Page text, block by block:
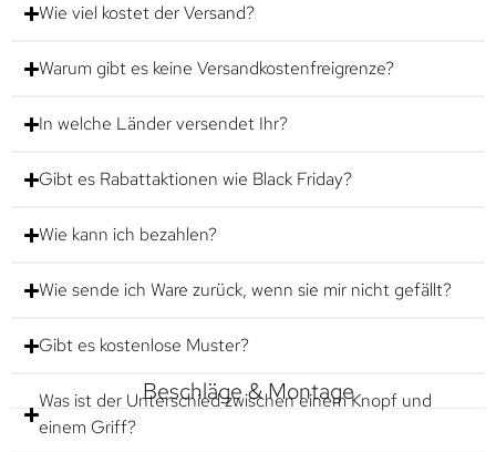
Wie viel kostet der Versand?
Warum gibt es keine Versandkostenfreigrenze?
In welche Länder versendet Ihr?
Gibt es Rabattaktionen wie Black Friday?
Wie kann ich bezahlen?
Wie sende ich Ware zurück, wenn sie mir nicht gefällt?
Gibt es kostenlose Muster?
Beschläge & Montage
Was ist der Unterschied zwischen einem Knopf und
einem Griff?